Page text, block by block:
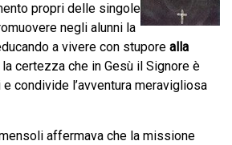
propri delle singole
negli alunni la
a vivere con stupore alla
certezza che in Gesù il Signore è
condivide l’avventura meravigliosa
affermava che la missione